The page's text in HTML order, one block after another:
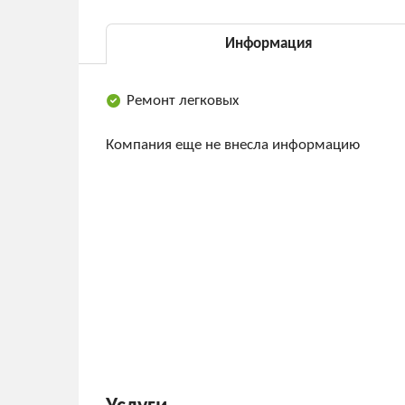
Информация
Ремонт легковых
Компания еще не внесла информацию